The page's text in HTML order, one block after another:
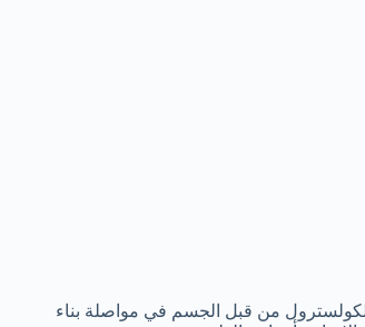
من قبل الجسم في مواصلة بناء